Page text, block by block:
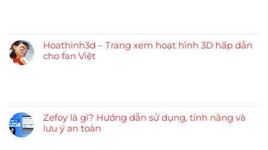
Hoathinh3d – Trang xem hoạt hình 3D hấp dẫn
cho fan Việt
Zefoy là gì? Hướng dẫn sử dụng, tính năng và
lưu ý an toàn